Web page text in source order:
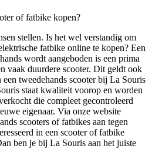
of fatbike kopen?
stellen. Is het wel verstandig om
fatbike online te kopen? Een
wordt aangeboden is een prima
vaak duurdere scooter. Dit geldt ook
tweedehands scooter bij La Souris
staat kwaliteit voorop en worden
die compleet gecontroleerd
eigenaar. Via onze website
scooters of fatbikes aan tegen
in een scooter of fatbike
ben je bij La Souris aan het juiste